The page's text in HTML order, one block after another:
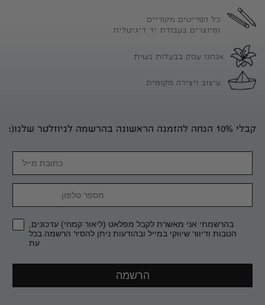
כל הפריטים מקוריים
ומיוצרים בעבודת יד דיגיטלית
אנחנו עסק בבעלות נשית
עיצוב ויצירה מקומית
קבלי 10% הנחה להזמנה הראשונה בהרשמה לניוזלטר שלנו(:
בהרשמתי אני מאשרת לקבל מפלאט (ליאור קמחי) עדכונים,
הטבות ודיוור שיווקי במייל ובהודעות ניתן להסיר הרשמה בכל
עת
הרשמה